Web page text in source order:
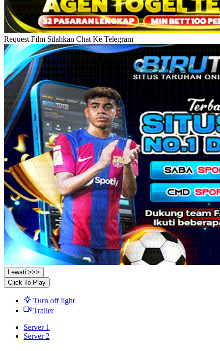
Request Film Silahkan Chat Ke Telegram
Lewati >>>
Click To Play
Turn off light
Trailer
Server 1
Server 2